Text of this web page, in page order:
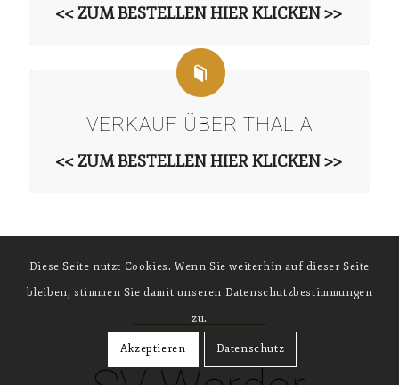
<< ZUM BESTELLEN HIER KLICKEN >>
VERKAUF ÜBER THALIA
<< ZUM BESTELLEN HIER KLICKEN >>
Diese Seite nutzt Cookies. Wenn Sie weiterhin auf dieser Seite
bleiben, stimmen Sie damit unseren Datenschutzbestimmungen
zu.
Akzeptieren Datenschutz